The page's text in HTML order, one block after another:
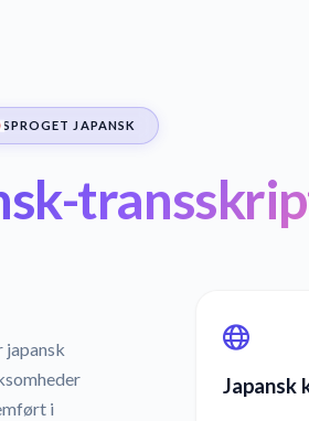
SPROGET JAPANSK
japansk
i
Japansk